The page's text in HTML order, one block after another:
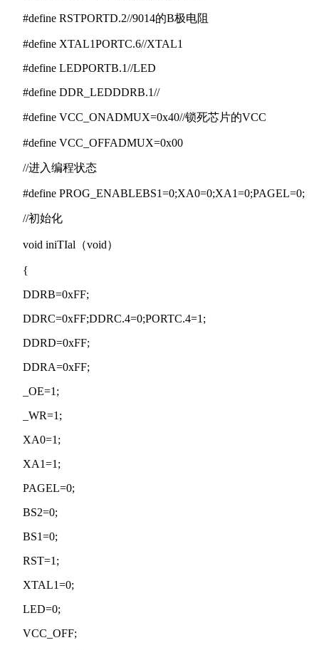
#define RSTPORTD.2//9014的B极电阻
#define XTAL1PORTC.6//XTAL1
#define LEDPORTB.1//LED
#define DDR_LEDDDRB.1//
#define VCC_ONADMUX=0x40//锁死芯片的VCC
#define VCC_OFFADMUX=0x00
//进入编程状态
#define PROG_ENABLEBS1=0;XA0=0;XA1=0;PAGEL=0;
//初始化
void iniTIal（void）
{
DDRB=0xFF;
DDRC=0xFF;DDRC.4=0;PORTC.4=1;
DDRD=0xFF;
DDRA=0xFF;
_OE=1;
_WR=1;
XA0=1;
XA1=1;
PAGEL=0;
BS2=0;
BS1=0;
RST=1;
XTAL1=0;
LED=0;
VCC_OFF;